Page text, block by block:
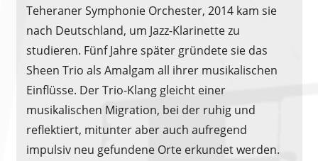
Teheraner Symphonie Orchester, 2014 kam sie
nach Deutschland, um Jazz-Klarinette zu
studieren. Fünf Jahre später gründete sie das
Sheen Trio als Amalgam all ihrer musikalischen
Einflüsse. Der Trio-Klang gleicht einer
musikalischen Migration, bei der ruhig und
reflektiert, mitunter aber auch aufregend
impulsiv neu gefundene Orte erkundet werden.